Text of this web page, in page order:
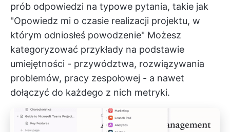
prób odpowiedzi na typowe pytania, takie jak
"Opowiedz mi o czasie realizacji projektu, w
którym odniosłeś powodzenie" Możesz
kategoryzować przykłady na podstawie
umiejętności - przywództwa, rozwiązywania
problemów, pracy zespołowej - a nawet
dołączyć do każdego z nich metryki.